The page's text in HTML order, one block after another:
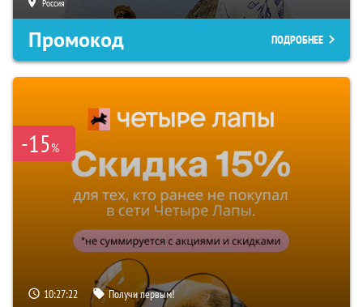
Россия
Промокод ПОДРОБНЕЕ
-15%
10:27:21 Получи первым!